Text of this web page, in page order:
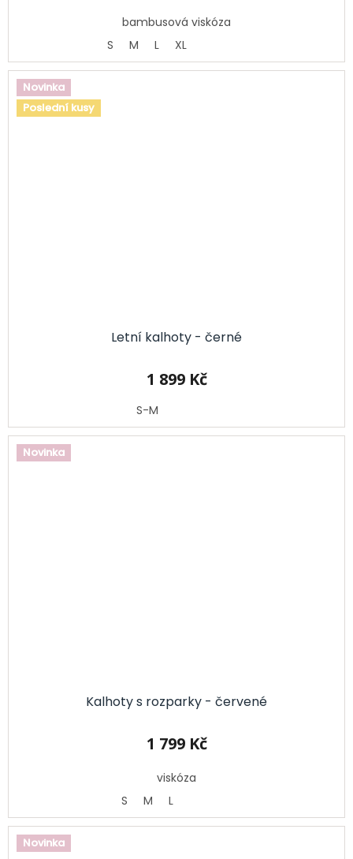
bambusová viskóza
S
M L XL
Novinka
Poslední kusy
Letní kalhoty - černé
1 899 Kč
S-M
Novinka
Kalhoty s rozparky - červené
1 799 Kč
viskóza
S
M L
Novinka